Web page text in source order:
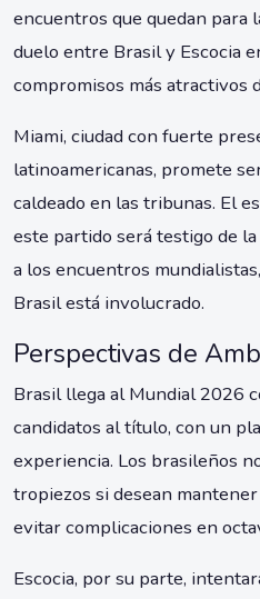
encuentros que quedan para
duelo entre Brasil y Escocia
compromisos más atractivos
Miami, ciudad con fuerte
latinoamericanas, promete
caldeado en las tribunas. El
este partido será testigo de
a los encuentros
Brasil está involucrado.
Perspectivas de
Brasil llega al Mundial 2026
candidatos al título, con un
experiencia. Los brasileños
tropiezos si desean
evitar complicaciones en
Escocia, por su parte,